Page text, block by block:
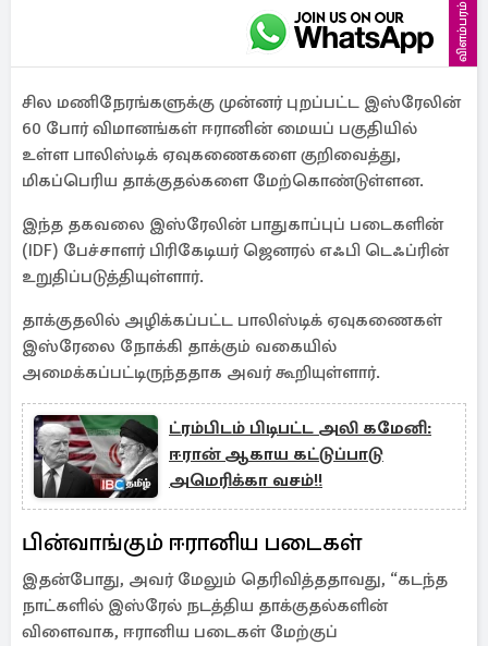
விளம்பரம்
சில மணிநேரங்களுக்கு முன்னர் புறப்பட்ட இஸ்ரேலின்
60 போர் விமானங்கள் ஈரானின் மையப் பகுதியில்
உள்ள பாலிஸ்டிக் ஏவுகணைகளை குறிவைத்து,
மிகப்பெரிய தாக்குதல்களை மேற்கொண்டுள்ளன.
இந்த தகவலை இஸ்ரேலின் பாதுகாப்புப் படைகளின்
(IDF) பேச்சாளர் பிரிகேடியர் ஜெனரல் எஃபி டெஃப்ரின்
உறுதிப்படுத்தியுள்ளார்.
தாக்குதலில் அழிக்கப்பட்ட பாலிஸ்டிக் ஏவுகணைகள்
இஸ்ரேலை நோக்கி தாக்கும் வகையில்
அமைக்கப்பட்டிருந்ததாக அவர் கூறியுள்ளார்.
ட்ரம்பிடம் பிடிபட்ட அலி கமேனி:
ஈரான் ஆகாய கட்டுப்பாடு
அமெரிக்கா வசம்!!
பின்வாங்கும் ஈரானிய படைகள்
இதன்போது, அவர் மேலும் தெரிவித்ததாவது, “கடந்த
நாட்களில் இஸ்ரேல் நடத்திய தாக்குதல்களின்
விளைவாக, ஈரானிய படைகள் மேற்குப்